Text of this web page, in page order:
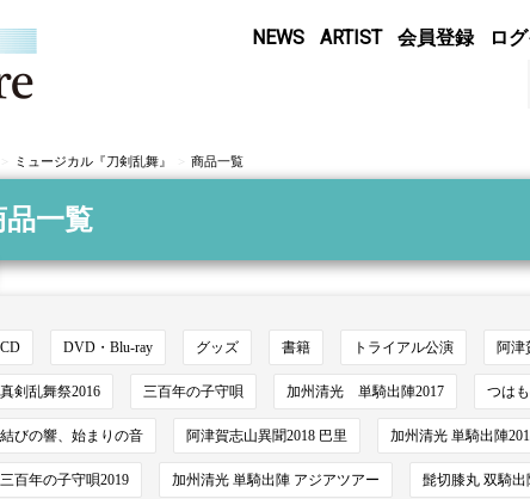
NEWS ARTIST 会員登録 ロ
ミュージカル『刀剣乱舞』 商品一覧
品一覧
CD DVD・Blu-ray グッズ 書籍 トライアル公演 阿津
真剣乱舞祭2016 三百年の子守唄 加州清光 単騎出陣2017 つは
結びの響、始まりの音 阿津賀志山異聞2018 巴里 加州清光 単騎出陣
三百年の子守唄2019 加州清光 単騎出陣 アジアツアー 髭切膝丸 双騎出